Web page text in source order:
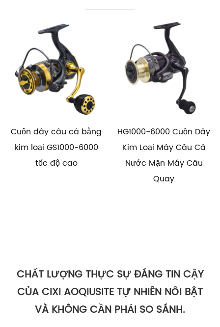
Cuộn dây câu cá bằng
kim loại GS1000-6000
tốc độ cao
HG1000-6000 Cuộn Dây
Kim Loại Máy Câu Cá
Nước Mặn Máy Câu
Quay
CHẤT LƯỢNG THỰC SỰ ĐÁNG TIN CẬY
CỦA CIXI AOQIUSITE TỰ NHIÊN NỔI BẬT
VÀ KHÔNG CẦN PHẢI SO SÁNH.